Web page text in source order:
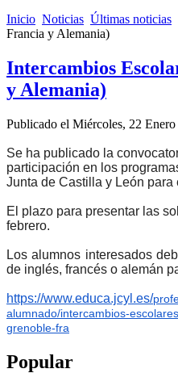
Inicio Noticias Últimas noticias
Francia y Alemania)
Intercambios
y Alemania)
Publicado el Miércoles, 22
Se ha publicado la
participación en los
Junta de Castilla y León para
El plazo para presentar las
febrero.
Los alumnos interesados
de inglés, francés o alemán
https://www.educa.jcyl.es/
alumnado/intercambios-
grenoble-fra
Popular